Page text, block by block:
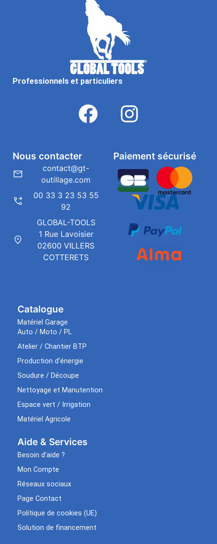
Professionnels et particuliers
Catalogue
Matériel Garage
Auto / Moto / PL
Atelier / Chantier BTP
Production d’énergie
Soudure / Découpe
Nettoyage et Manutention
Espace vert / Irrigation
Matériel Agricole
Aide & Services​
Besoin d’aide ?
Mon Compte
Réseaux sociaux
Page Contact
Politique de cookies (UE)
Solution de financement
Paiement sécurisé
Nous contacter
contact@gt-
outillage.com
00 33 3 23 53 55
92
GLOBAL-TOOLS
1 Rue Lavoisier
02600 VILLERS
COTTERETS